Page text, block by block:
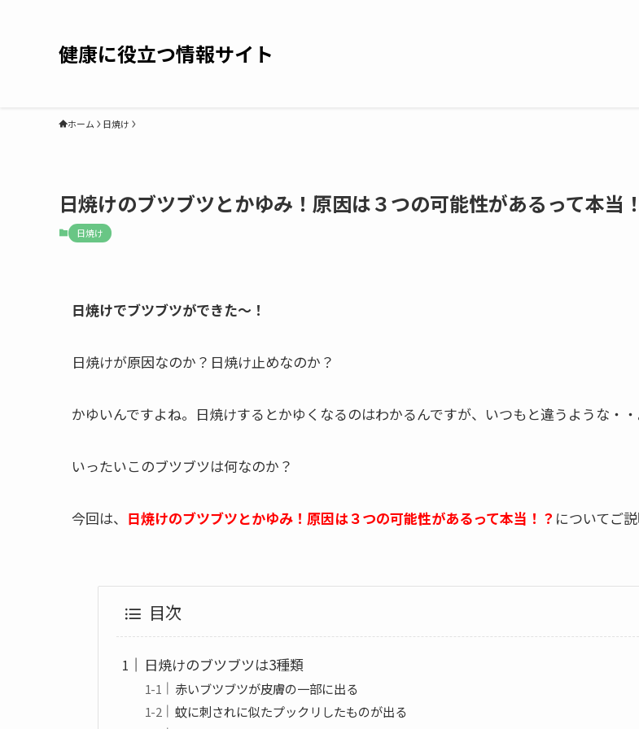
健康に役立つ情報サイト
ホーム 日焼け
日焼けのブツブツとかゆみ！原因は３つの可能性があるって本当
日焼け
日焼けでブツブツができた～！
日焼けが原因なのか？日焼け止めなのか？
かゆいんですよね。日焼けするとかゆくなるのはわかるんですが、いつもと違うような・・
いったいこのブツブツは何なのか？
今回は、 日焼けのブツブツとかゆみ！原因は３つの可能性があるって本当！？ についてご説
目次
日焼けのブツブツは3種類
赤いブツブツが皮膚の一部に出る
蚊に刺されに似たプックリしたものが出る